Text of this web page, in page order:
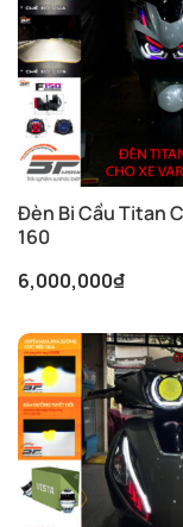
Đèn Bi Cầu Titan
160
6,000,000₫